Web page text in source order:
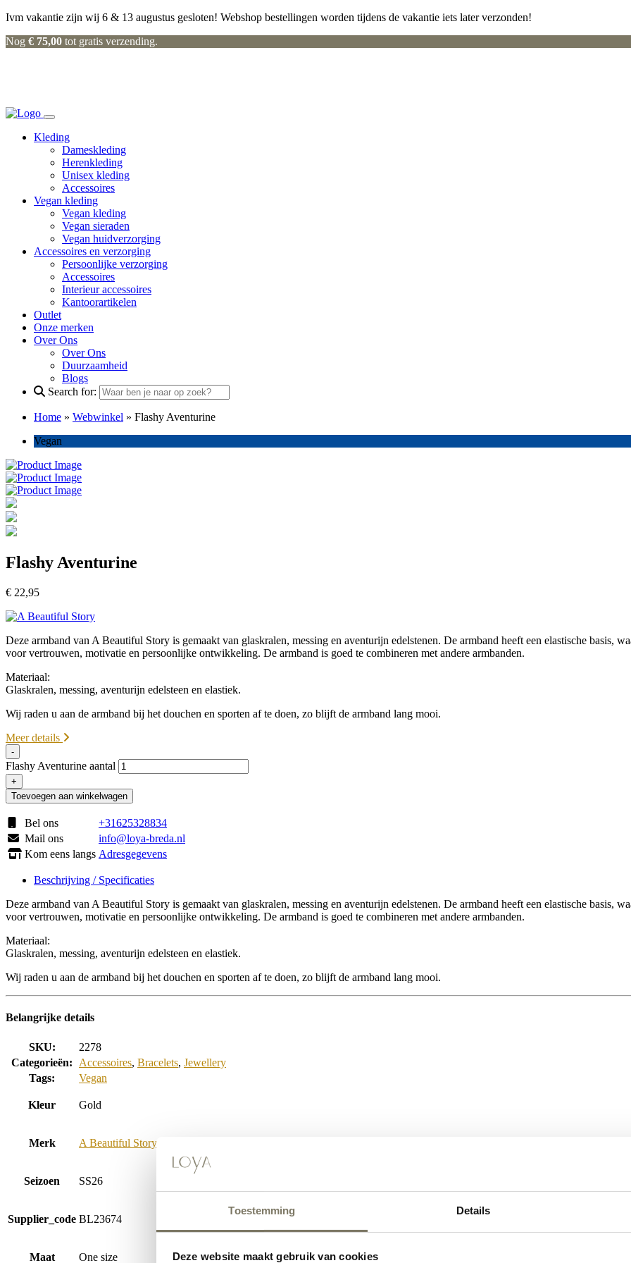
Toestemming Details
Deze website maakt gebruik van cookies
Ivm vakantie zijn wij 6 & 13 augustus gesloten! Webshop bestellingen worden tijdens de vakantie iets later verzonden!
Nog € 75,00 tot gratis verzending.
Kleding
Dameskleding
Herenkleding
Unisex kleding
Accessoires
Vegan kleding
Vegan kleding
Vegan sieraden
Vegan huidverzorging
Accessoires en verzorging
Persoonlijke verzorging
Accessoires
Interieur accessoires
Kantoorartikelen
Outlet
Onze merken
Over Ons
Over Ons
Duurzaamheid
Blogs
Search for:
Home » Webwinkel » Flashy Aventurine
Vegan
Flashy Aventurine
€ 22,95
Deze armband van A Beautiful Story is gemaakt van glaskralen, messing en aventurijn edelstenen. De armband heeft een elastische basis,
voor vertrouwen, motivatie en persoonlijke ontwikkeling. De armband is goed te combineren met andere armbanden.
Materiaal:
Glaskralen, messing, aventurijn edelsteen en elastiek.
Wij raden u aan de armband bij het douchen en sporten af te doen, zo blijft de armband lang mooi.
Meer details
-
Flashy Aventurine aantal
+
Toevoegen aan winkelwagen
Bel ons
+31625328834
Mail ons
info@loya-breda.nl
Kom eens langs Adresgegevens
Beschrijving / Specificaties
Deze armband van A Beautiful Story is gemaakt van glaskralen, messing en aventurijn edelstenen. De armband heeft een elastische basis,
voor vertrouwen, motivatie en persoonlijke ontwikkeling. De armband is goed te combineren met andere armbanden.
Materiaal:
Glaskralen, messing, aventurijn edelsteen en elastiek.
Wij raden u aan de armband bij het douchen en sporten af te doen, zo blijft de armband lang mooi.
Belangrijke details
SKU:
2278
Categorieën:
Accessoires, Bracelets, Jewellery
Tags:
Vegan
Kleur Gold
Merk A Beautiful Story
Seizoen SS26
Supplier_code BL23674
Maat One size